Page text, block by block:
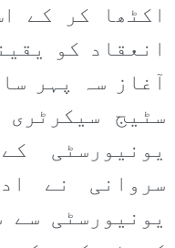
اکٹھا کر کے
انعقاد کو
آغاز سہ پہر
سٹیج
یونیورسٹی
سروانی نے
یونیورسٹی